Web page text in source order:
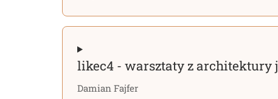
likec4 - warsztaty z architektury
Damian Fajfer